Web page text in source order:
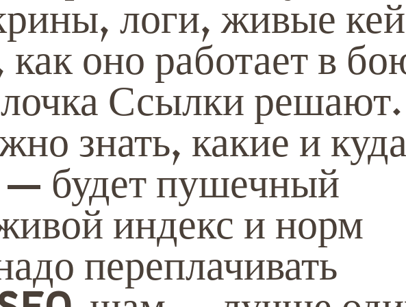
логи, живые
оно работает в
Ссылки решают.
знать, какие и
будет пушечный
индекс и норм
переплачивать